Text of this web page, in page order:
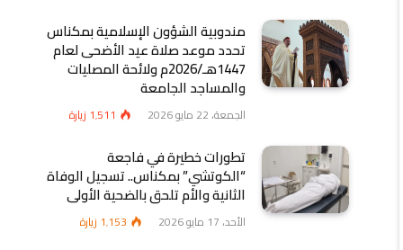
مندوبية الشؤون الإسلامية بمكناس
تحدد موعد صلاة عيد الأضحى لعام
1447هـ/2026م ولائحة المصليات
والمساجد الجامعة
الجمعة، 22 مايو 2026 1٬511 زيارة
تطورات خطيرة في فاجعة
“الكوتشي” بمكناس.. تسجيل الوفاة
الثانية والأم تلحق بالضحية الأولى
الأحد، 17 مايو 2026 1٬153 زيارة